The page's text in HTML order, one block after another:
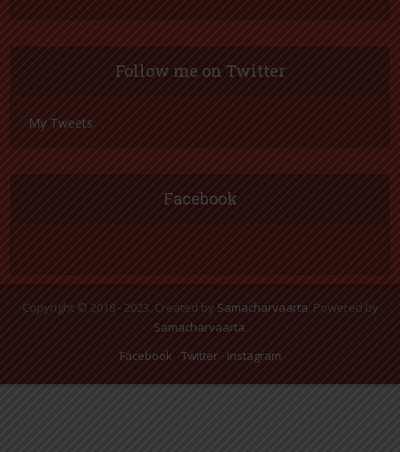
Follow me on Twitter
My Tweets
Facebook
Copyright © 2018 - 2023. Created by Samacharvaarta
. Powered by
Samacharvaarta
Facebook
Twitter Instagram